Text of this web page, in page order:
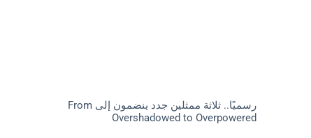
رسميًا.. ثلاثة ممثلين جدد ينضمون إلى From
Overshadowed to Overpowered